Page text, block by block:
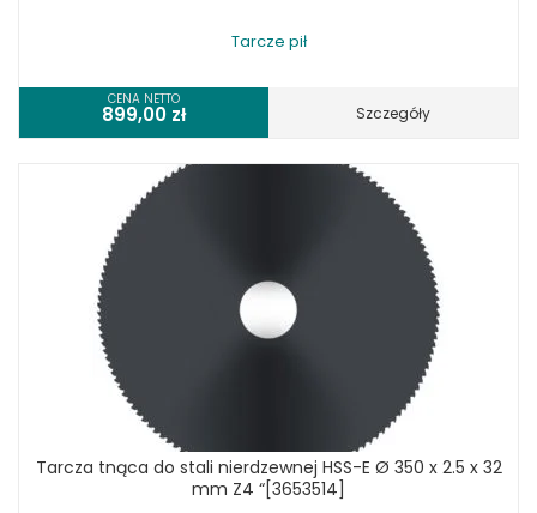
Tarcze pił
CENA NETTO
899,00 zł Szczegóły
Tarcza tnąca do stali nierdzewnej HSS-E Ø 350 x 2.5 x 32
mm Z4 “[3653514]